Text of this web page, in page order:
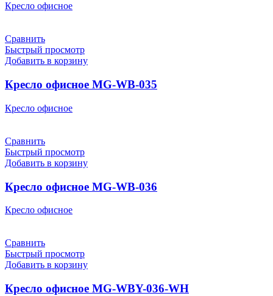
Кресло офисное
Сравнить
Быстрый просмотр
Добавить в корзину
Кресло офисное MG-WB-035
Кресло офисное
Сравнить
Быстрый просмотр
Добавить в корзину
Кресло офисное MG-WB-036
Кресло офисное
Сравнить
Быстрый просмотр
Добавить в корзину
Кресло офисное MG-WBY-036-WH